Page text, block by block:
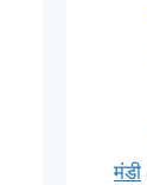
मंडी